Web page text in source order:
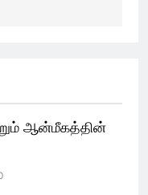
ஆன்மீகத்தின்